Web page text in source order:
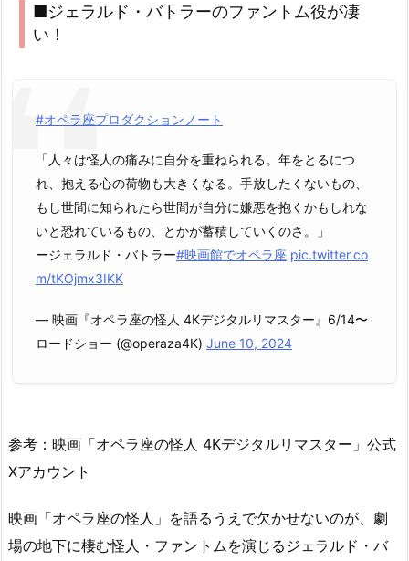
■ジェラルド・バトラーのファントム役が凄
い！
#オペラ座プロダクションノート
「人々は怪人の痛みに自分を重ねられる。年をとるにつ
れ、抱える心の荷物も大きくなる。手放したくないもの、
もし世間に知られたら世間が自分に嫌悪を抱くかもしれな
いと恐れているもの、とかが蓄積していくのさ。」
ージェラルド・バトラー#映画館でオペラ座 pic.twitter.co
m/tKOjmx3IKK
— 映画『オペラ座の怪人 4Kデジタルリマスター』6/14〜
ロードショー (@operaza4K) June 10, 2024
参考：映画「オペラ座の怪人 4Kデジタルリマスター」公式
Xアカウント
映画「オペラ座の怪人」を語るうえで欠かせないのが、劇
場の地下に棲む怪人・ファントムを演じるジェラルド・バ